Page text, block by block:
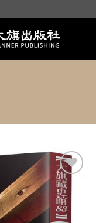
加入
「願
望清
單」